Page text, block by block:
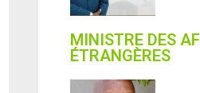
MINISTRE DES
ÉTRANGÈRES